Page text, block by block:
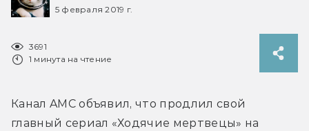
5 февраля 2019 г.
3691
1 минута на чтение
Канал AMC объявил, что продлил свой
главный сериал «Ходячие мертвецы» на